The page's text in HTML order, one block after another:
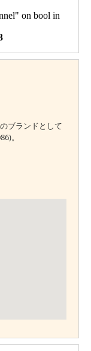
ブランドとして
。